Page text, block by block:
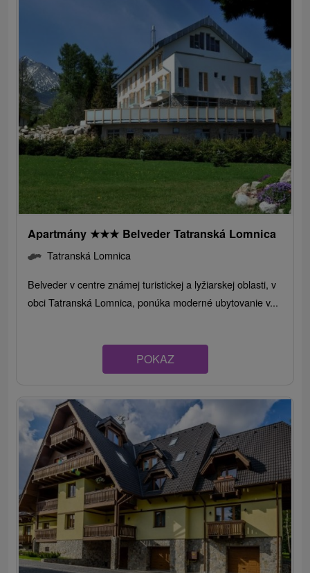
Apartmány ★★★ Belveder Tatranská Lomnica
Tatranská Lomnica
Belveder v centre známej turistickej a lyžiarskej oblasti, v
obci Tatranská Lomnica, ponúka moderné ubytovanie v...
POKAZ